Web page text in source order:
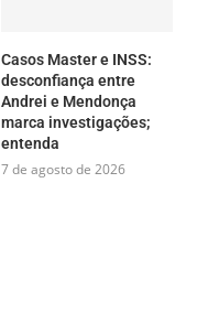
Casos Master e INSS:
desconfiança entre
Andrei e Mendonça
marca investigações;
entenda
7 de agosto de 2026